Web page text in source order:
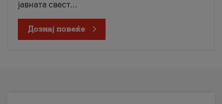
јавната свест...
Дознај повеќе